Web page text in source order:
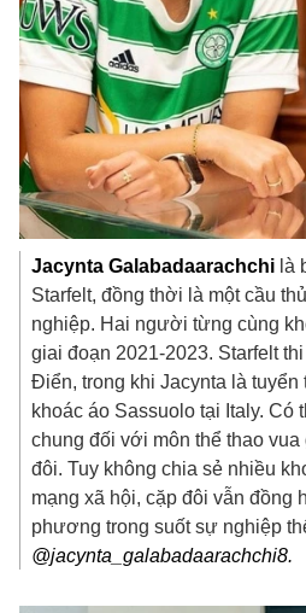
Jacynta Galabadaarachchi là
Starfelt, đồng thời là một cầu
nghiệp. Hai người từng cùng
giai đoạn 2021-2023. Starfelt
Điển, trong khi Jacynta là tuyển
khoác áo Sassuolo tại Italy. Có
chung đối với môn thể thao
đôi. Tuy không chia sẻ nhiều
mạng xã hội, cặp đôi vẫn đồng
phương trong suốt sự nghiệp
@jacynta_galabadaarachchi8.